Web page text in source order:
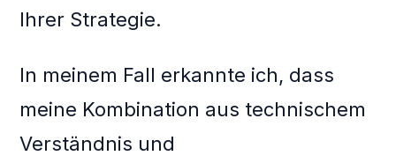
Ihrer Strategie.
In meinem Fall erkannte ich, dass
meine Kombination aus technischem
Verständnis und